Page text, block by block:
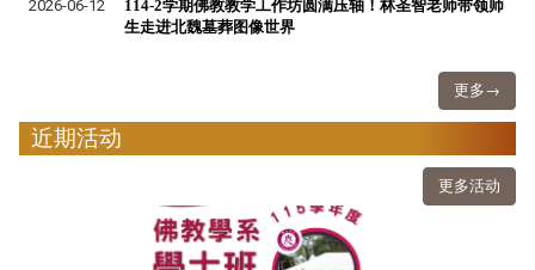
2026-06-12
114-2学期佛教教学工作坊圆满压轴！林圣智老师带领师
生走进北魏墓葬图像世界
更多→
近期活动
更多活动